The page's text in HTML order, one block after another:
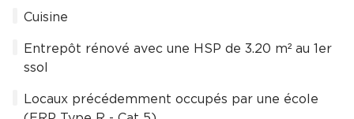
Cuisine
Entrepôt rénové avec une HSP de 3.20 m² au 1er
ssol
Locaux précédemment occupés par une école